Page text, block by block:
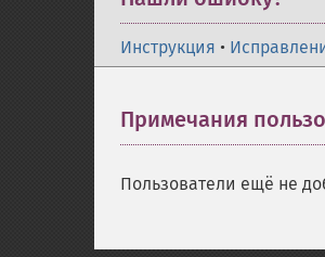
Инструкция •
Примечания
Пользователи ещё не